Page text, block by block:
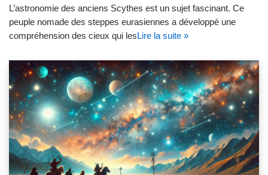
L’astronomie des anciens Scythes est un sujet fascinant. Ce
peuple nomade des steppes eurasiennes a développé une
compréhension des cieux qui lesLire la suite »